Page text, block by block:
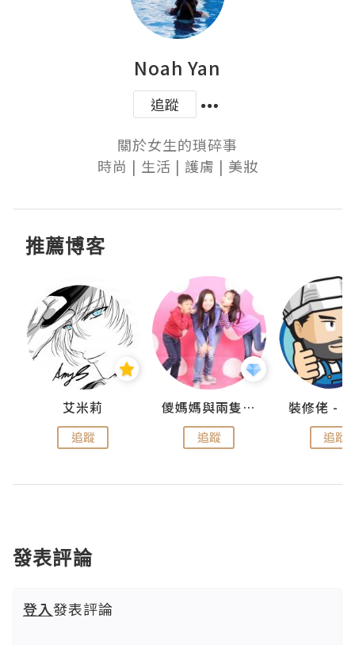
Noah Yan
追蹤
關於女生的瑣碎事
時尚 | 生活 | 護膚 | 美妝
推薦博客
艾米莉
追蹤
儍媽媽與兩隻小魔怪之家
追蹤 追蹤
發表評論
登入發表評論